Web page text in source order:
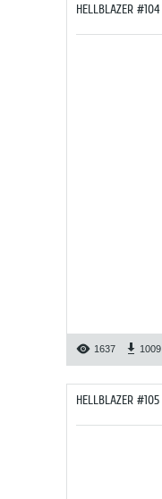
HELLBLAZER #104
1637 1009
HELLBLAZER #105